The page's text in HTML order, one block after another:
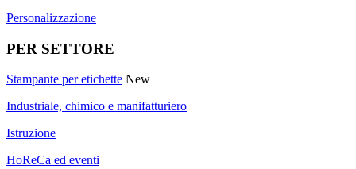
Personalizzazione
PER SETTORE
Stampante per etichette New
Industriale, chimico e manifatturiero
Istruzione
HoReCa ed eventi